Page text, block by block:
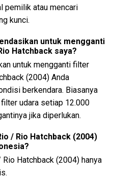
pemilik atau mencari
kunci.
untuk mengganti
Hatchback saya?
untuk mengganti filter
(2004) Anda
berkendara. Biasanya
udara setiap 12.000
jika diperlukan.
/ Rio Hatchback (2004)
Hatchback (2004) hanya